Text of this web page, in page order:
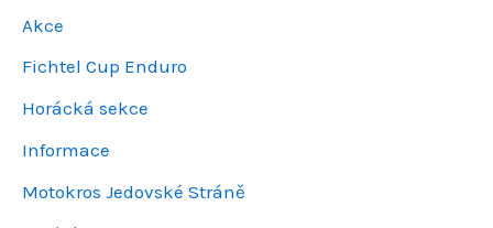
Akce
Fichtel Cup Enduro
Horácká sekce
Informace
Motokros Jedovské Stráně